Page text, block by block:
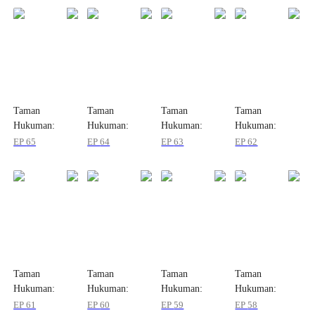
Taman
Hukuman:
Naskah Ini
EP65
Taman
Hukuman:
Naskah Ini
EP64
Taman
Hukuman:
Naskah Ini
EP63
Taman
Hukuman:
Naskah Ini
EP62
Taman
Hukuman:
Naskah Ini
EP61
Taman
Hukuman:
Naskah Ini
EP60
Taman
Hukuman:
Naskah Ini
EP59
Taman
Hukuman:
Naskah Ini
EP58